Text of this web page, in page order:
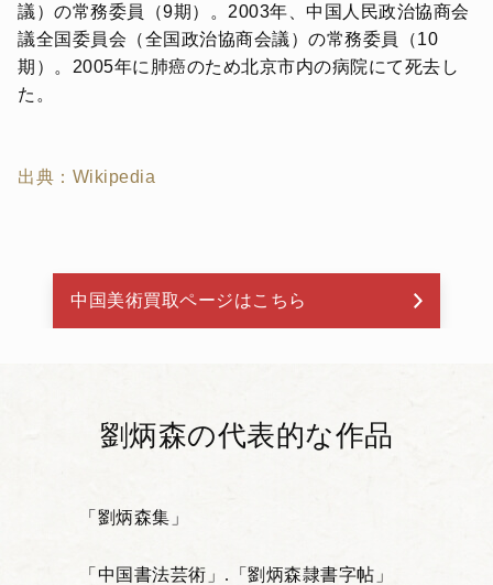
議）の常務委員（9期）。2003年、中国人民政治協商会
議全国委員会（全国政治協商会議）の常務委員（10
期）。2005年に肺癌のため北京市内の病院にて死去し
た。
出典：Wikipedia
中国美術買取ページはこちら
劉炳森の代表的な作品
「劉炳森集」
「中国書法芸術」.「劉炳森隷書字帖」